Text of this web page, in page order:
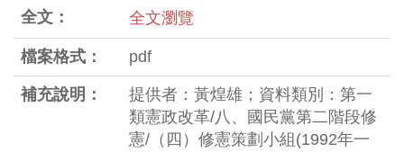
全文： 全文瀏覽
檔案格式： pdf
補充說明：
提供者：黃煌雄；資料類別：第一
類憲政改革/八、國民黨第二階段修
憲/（四）修憲策劃小組(1992年一